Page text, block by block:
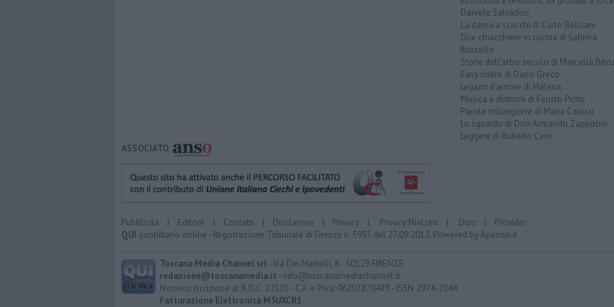
Daniele Salvadori
La dama a scacchi di Carlo Belciani
Due chiacchiere in cucina di Sabrina
Rossello
Storie dell'altro secolo di Marcella
Easy ridere di Dario Greco
Legami d'amore di Malena ...
Musica e dintorni di Fausto Pirìto
Parole milonguere di Maria Caruso
Lo sguardo di Don Armando Zappolini
Leggere di Roberto Cerri
ASSOCIATO
Pubblicità | Editore | Contatti | Disclaimer | Privacy | Privacy Nielsen | Durc | Provider
QUI quotidiano online - Registrazione Tribunale di Firenze n. 5935 del 27.09.2013. Powered byAperion.it
Toscana Media Channel srl- Via Dei Martelli, 8 - 50129 FIRENZE
redazione@toscanamedia.it - info@toscanamediachannel.it
Numero Iscrizione al R.O.C: 22105 - C.F. e P.Iva: 06207870483 - ISSN 2974-704X
Fatturazione Elettronica M5UXCR1